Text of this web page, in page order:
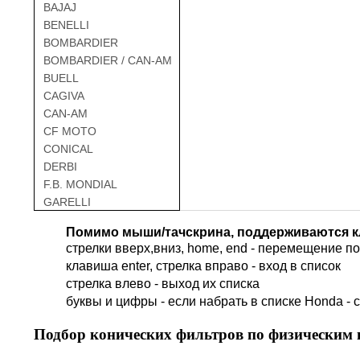
BAJAJ
BENELLI
BOMBARDIER
BOMBARDIER / CAN-AM
BUELL
CAGIVA
CAN-AM
CF MOTO
CONICAL
DERBI
F.B. MONDIAL
GARELLI
GILERA
HARLEY DAVIDSON
HERO
HUSQVARNA
INDIAN
Помимо мыши/тачскрина, поддерживаются
стрелки вверх,вниз, home, end - перемещение
клавиша enter, стрелка вправо - вход в список
cтрелка влево - выход их списка
буквы и цифры - если набрать в списке Honda -
Подбор конических фильтров по физическим